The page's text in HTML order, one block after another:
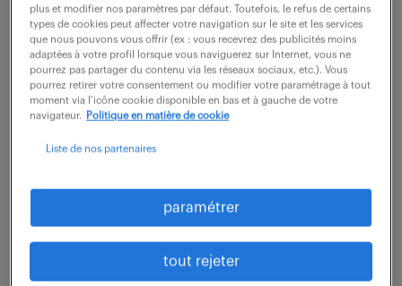
Warfare).
Vous agissez en tant qu'appui stratégique et
opérationnel du responsable produit pour
structurer le pilotage des projets d'innovation.
Vous rédigez les référentiels projets, incluant les
Vous structurez les plannings en constituant les
diagrammes de Gantt et en définissant le
plus et modifier nos paramètres par défaut. Toutefois, le refus de certains
types de cookies peut affecter votre navigation sur le site et les services
que nous pouvons vous offrir (ex : vous recevrez des publicités moins
adaptées à votre profil lorsque vous naviguerez sur Internet, vous ne
pourrez pas partager du contenu via les réseaux sociaux, etc.). Vous
pourrez retirer votre consentement ou modifier votre paramétrage à tout
moment via l’icône cookie disponible en bas et à gauche de votre
navigateur.
Politique en matière de cookie
Liste de nos partenaires
paramétrer
tout rejeter